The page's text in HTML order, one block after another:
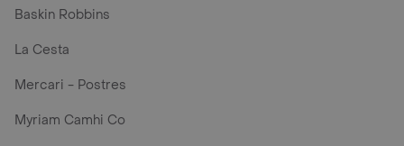
Baskin Robbins
La Cesta
Mercari - Postres
Myriam Camhi Co